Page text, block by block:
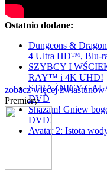
Ostatnio dodane:
Dungeons &
4 Ultra HD™, Blu-
SZYBCY I
RAY™ i 4K UHD!
STRAŻNICY
DVD
Shazam! Gniew
DVD!
Avatar 2: Istota
zobacz więcej zwiastunów
Premiery